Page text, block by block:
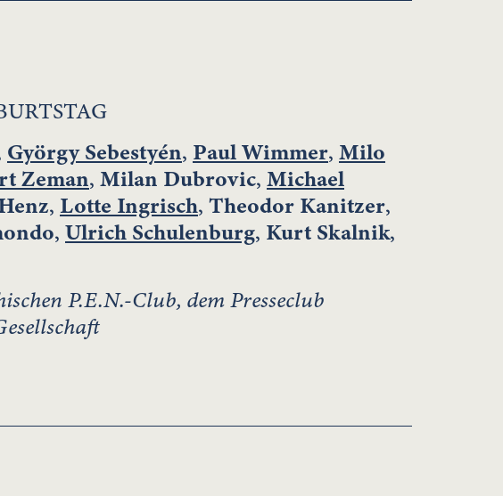
György Sebestyén, Paul Wimmer, Milo
Zeman, Milan Dubrovic, Michael
, Lotte Ingrisch, Theodor Kanitzer,
, Ulrich Schulenburg, Kurt Skalnik,
P.E.N.-Club, dem Presseclub